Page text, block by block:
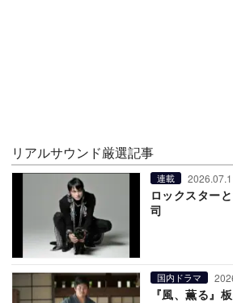
リアルサウンド厳選記事
連載
ロックスター
司
国内ドラマ
『風、薫る』